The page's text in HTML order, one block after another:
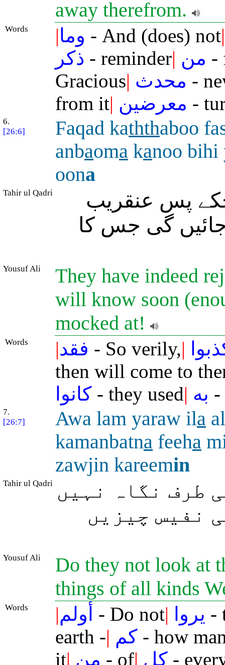
away therefrom.
Words |وما - And (does) not|
ذكر - reminder| من -
Gracious| محدث -
from it| معرضين -
6.
[26:6]
Faqad kaththaboo
anbaoma kanoo bihi
oona
Tahir ul Qadri
پس عنقریب
گی جس کا
Yousuf Ali
They have indeed
will know soon
mocked at!
Words |فقد - So verily,|
then will come to
كانوا - they used| به -
7.
[26:7]
Awa lam yaraw ila
kamanbatna feeha
zawjin kareemin
Tahir ul Qadri طرف نگاہ نہیں
نفیس چیزیں
Yousuf Ali
Do they not look at
things of all kinds
Words |أولم - Do not| يروا -
earth -| كم - how
it| من - of| كل -